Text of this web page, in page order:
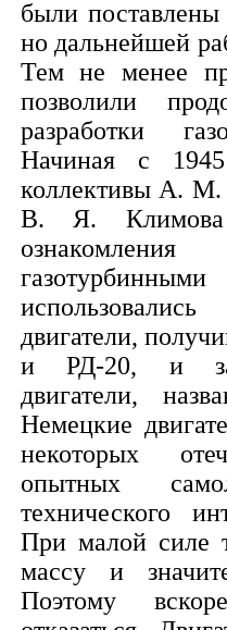
были
но дальнейшей
Тем не менее
позволили
разработки
Начиная с
коллективы А.
В. Я.
двигатели,
и РД-20, и
двигатели,
Немецкие
некоторых
опытных
технического
При малой силе
массу и
Поэтому